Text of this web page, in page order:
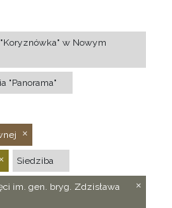
w Nowym
"Panorama"
Siedziba
im. gen. bryg. Zdzisława